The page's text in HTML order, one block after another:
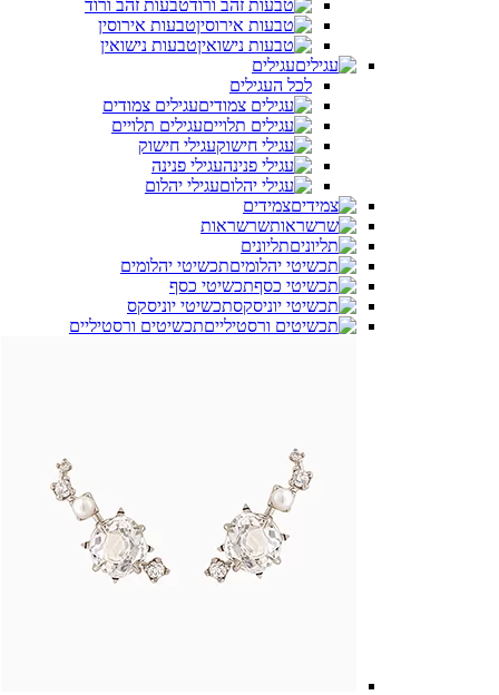
טבעות זהב ורוד
טבעות אירוסין
טבעות נישואין
עגילים
לכל העגילים
עגילים צמודים
עגילים תלויים
עגילי חישוק
עגילי פנינה
עגילי יהלום
צמידים
שרשראות
תליונים
תכשיטי יהלומים
תכשיטי כסף
תכשיטי יוניסקס
תכשיטים ורסטיליים